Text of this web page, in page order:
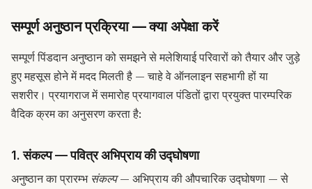
सम्पूर्ण अनुष्ठान प्रक्रिया — क्या अपेक्षा करें
सम्पूर्ण पिंडदान अनुष्ठान को समझने से मलेशियाई परिवारों को तैयार और जुड़े
हुए महसूस होने में मदद मिलती है — चाहे वे ऑनलाइन सहभागी हों या
सशरीर। प्रयागराज में समारोह प्रयागवाल पंडितों द्वारा प्रयुक्त पारम्परिक
वैदिक क्रम का अनुसरण करता है:
1. संकल्प — पवित्र अभिप्राय की उद्घोषणा
अनुष्ठान का प्रारम्भ संकल्प— अभिप्राय की औपचारिक उद्घोषणा — से